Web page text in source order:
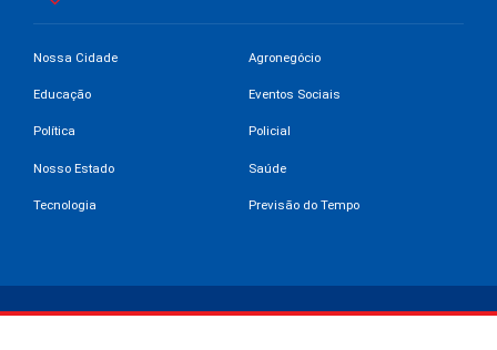
Nossa Cidade Agronegócio
Educação Eventos Sociais
Política Policial
Nosso Estado Saúde
Tecnologia Previsão do Tempo